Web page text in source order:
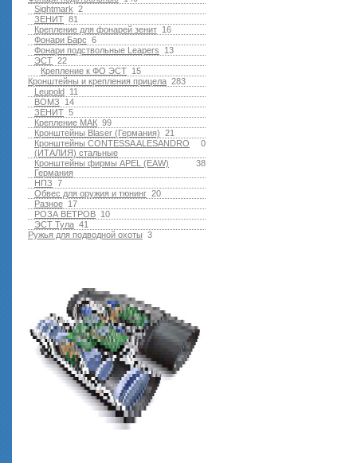
2
Sightmark
81
ЗЕНИТ
16
Крепление для фонарей зенит
6
Фонари Барс
13
Фонари подствольные Leapers
22
ЭСТ
15
Крепление к ФО ЭСТ
283
Кронштейны и крепления прицела
11
Leupold
14
ВОМЗ
5
ЗЕНИТ
99
Крепление МАК
21
Кронштейны Blaser (Германия)
0
Кронштейны CONTESSA ALESANDRO
(ИТАЛИЯ) стальные
38
Кронштейны фирмы APEL (EAW)
Германия
7
НПЗ
20
Обвес для оружия и тюнинг
17
Разное
10
РОЗА ВЕТРОВ
41
ЭСТ Тула
3
Ружья для подводной оxоты